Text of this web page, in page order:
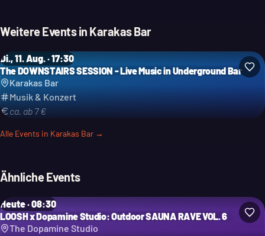
Weitere Events in Karakas Bar
Di., 11. Aug. · 17:30
The DOWNSTAIRS SESSION - Live Music in Underground Bar
Karakas Bar
Musik & Konzert
ca. ab 7 €
Alle Events in Karakas Bar →
Ähnliche Events
Heute · 08:30
LOOSH x Dopamine Studio: Outdoor SAUNA RAVE VOL. 6
The Dopamine Studio